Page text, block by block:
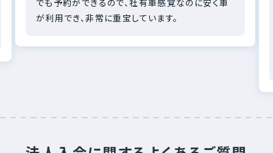
が利用でき、非常に重宝しています。